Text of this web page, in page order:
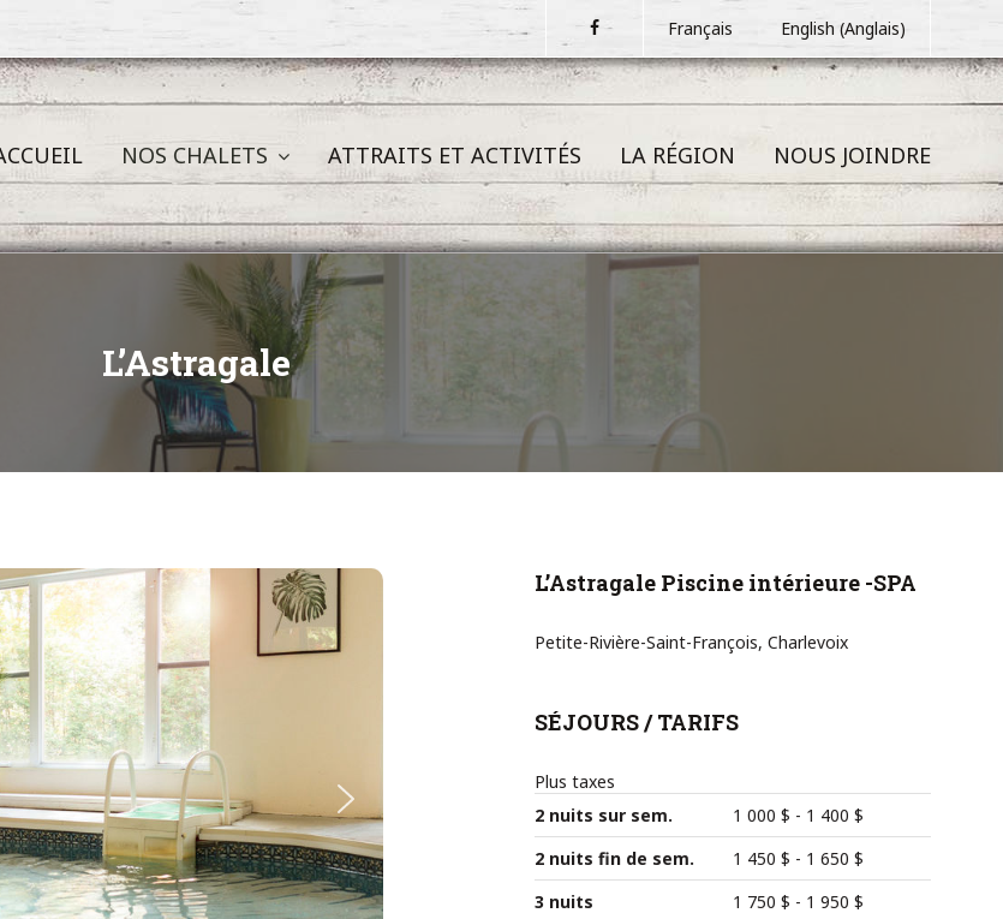
FacebookFrançais English (Anglais)
NOS CHALETS ATTRAITS ET ACTIVITÉS LA RÉGION NOUS JOINDRE
L’Astragale
L’Astragale Piscine intérieure -SPA
Petite-Rivière-Saint-François, Charlevoix
SÉJOURS / TARIFS
Plus taxes
2 nuits sur sem.
1 000 $ - 1 400 $
2 nuits fin de sem.
1 450 $ - 1 650 $
3 nuits
1 750 $ - 1 950 $